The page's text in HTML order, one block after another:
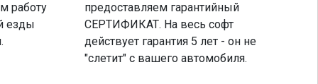
работу
езды
предоставляем гарантийный
СЕРТИФИКАТ. На весь софт
действует гарантия 5 лет - он не
"слетит" с вашего автомобиля.